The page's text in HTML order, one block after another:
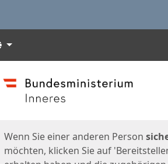
Sprachen
Start
Wenn Sie einer anderen Person
möchten, klicken Sie auf